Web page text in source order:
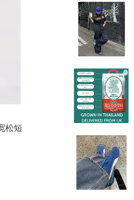
松短
£58.00
夏天百搭~